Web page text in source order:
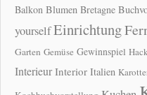
Balkon Blumen Bretagne
yourselfEinrichtung
Garten Gemüse Gewinnspiel
Interieur Interior Italien